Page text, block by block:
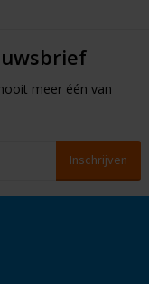
meer één van